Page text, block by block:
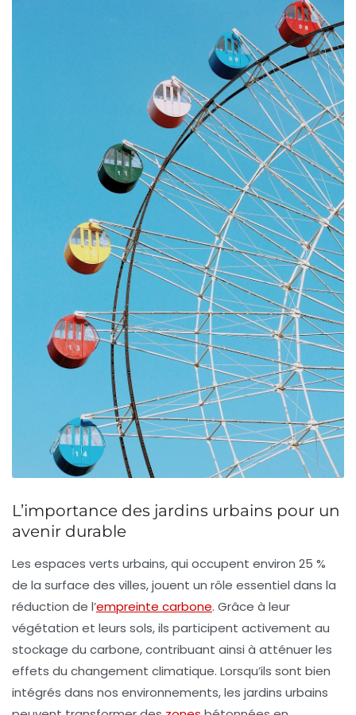
L’importance des jardins urbains pour un
avenir durable
Les espaces verts urbains, qui occupent environ 25 %
de la surface des villes, jouent un rôle essentiel dans la
réduction de l’empreinte carbone. Grâce à leur
végétation et leurs sols, ils participent activement au
stockage du carbone, contribuant ainsi à atténuer les
effets du changement climatique. Lorsqu’ils sont bien
intégrés dans nos environnements, les jardins urbains